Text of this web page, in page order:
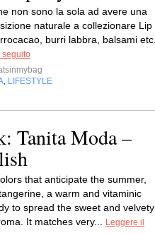
non sono la sola ad avere una
naturale a collezionare Lip
burri labbra, balsami etc.
seguito
LIFESTYLE
Tanita Moda –
that anticipate the summer,
a warm and vitaminic
to spread the sweet and velvety
It matches very...
Leggere il